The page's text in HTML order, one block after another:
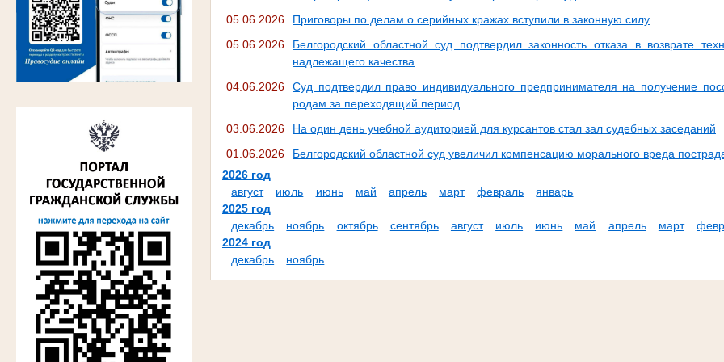
05.06.2026
Приговоры по делам о серийных кражах вступили в законную силу
05.06.2026
Белгородский областной суд подтвердил законность отказа в возврате
надлежащего качества
04.06.2026
Суд подтвердил право индивидуального предпринимателя на получение
родам за переходящий период
03.06.2026
На один день учебной аудиторией для курсантов стал зал судебных заседаний
01.06.2026
Белгородский областной суд увеличил компенсацию морального вреда
2026 год
август
июль июнь май апрель март февраль
январь
2025 год
декабрь
ноябрь октябрь сентябрь август июль июнь май апрель март
2024 год
декабрь
ноябрь